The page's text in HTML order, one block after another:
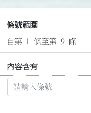
條號範圍
自第 1 條至第 9 條
內容含有